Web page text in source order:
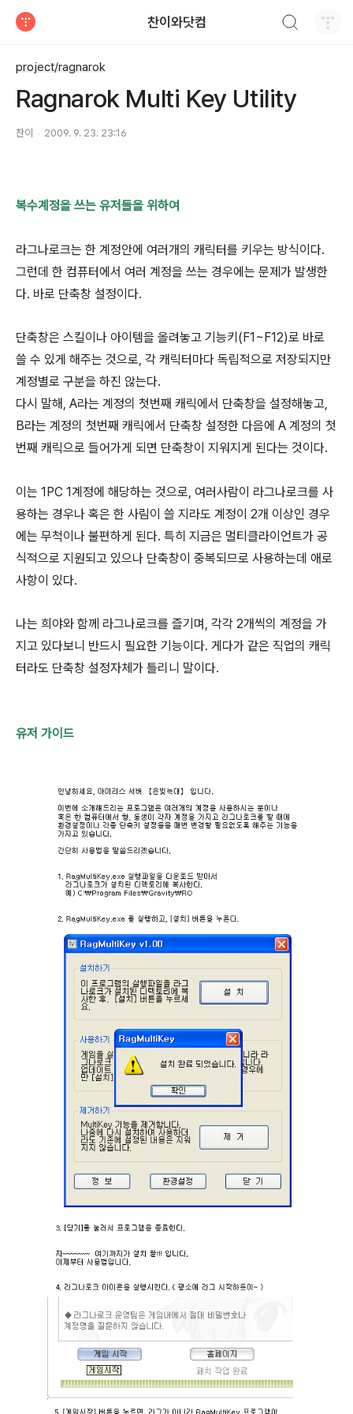
찬이와닷컴
project/ragnarok
Ragnarok Multi Key Utility
찬이 2009. 9. 23. 23:16
복수계정을 쓰는 유저들을 위하여
라그나로크는 한 계정안에 여러개의 캐릭터를 키우는 방식이다.
그런데 한 컴퓨터에서 여러 계정을 쓰는 경우에는 문제가 발생한
다. 바로 단축창 설정이다.
단축창은 스킬이나 아이템을 올려놓고 기능키(F1~F12)로 바로
쓸 수 있게 해주는 것으로, 각 캐릭터마다 독립적으로 저장되지만
계정별로 구분을 하진 않는다.
다시 말해, A라는 계정의 첫번째 캐릭에서 단축창을 설정해놓고,
B라는 계정의 첫번째 캐릭에서 단축창 설정한 다음에 A 계정의 첫
번째 캐릭으로 들어가게 되면 단축창이 지워지게 된다는 것이다.
이는 1PC 1계정에 해당하는 것으로, 여러사람이 라그나로크를 사
용하는 경우나 혹은 한 사림이 쓸 지라도 계정이 2개 이상인 경우
에는 무척이나 불편하게 된다. 특히 지금은 멀티클라이언트가 공
식적으로 지원되고 있으나 단축창이 중복되므로 사용하는데 애로
사항이 있다.
나는 희야와 함께 라그나로크를 즐기며, 각각 2개씩의 계정을 가
지고 있다보니 반드시 필요한 기능이다. 게다가 같은 직업의 캐릭
터라도 단축창 설정자체가 틀리니 말이다.
유저 가이드